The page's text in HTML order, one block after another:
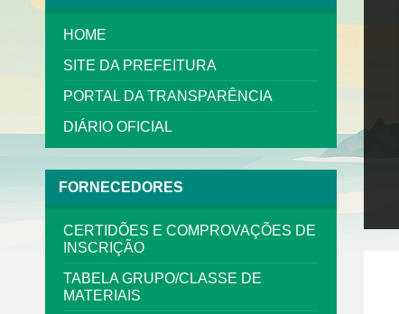
HOME
SITE DA PREFEITURA
PORTAL DA TRANSPARÊNCIA
DIÁRIO OFICIAL
FORNECEDORES
CERTIDÕES E COMPROVAÇÕES DE
INSCRIÇÃO
TABELA GRUPO/CLASSE DE
MATERIAIS